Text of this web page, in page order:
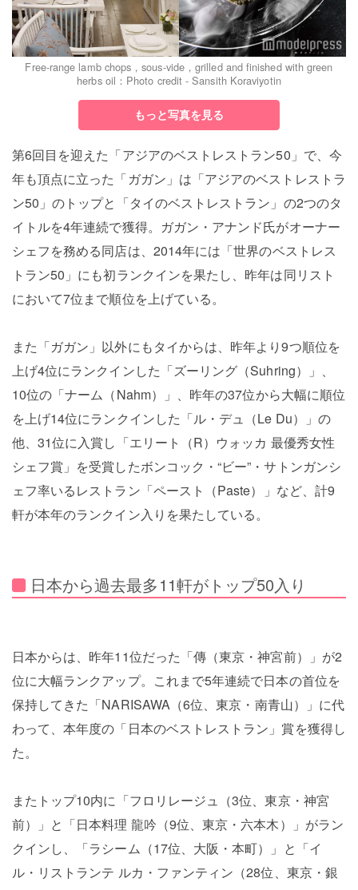
Free-range lamb chops，sous-vide，grilled and finished with green
herbs oil：Photo credit - Sansith Koraviyotin
もっと写真を見る
第6回目を迎えた「アジアのベストレストラン50」で、今
年も頂点に立った「ガガン」は「アジアのベストレストラ
ン50」のトップと「タイのベストレストラン」の2つのタ
イトルを4年連続で獲得。ガガン・アナンド氏がオーナー
シェフを務める同店は、2014年には「世界のベストレス
トラン50」にも初ランクインを果たし、昨年は同リスト
において7位まで順位を上げている。
また「ガガン」以外にもタイからは、昨年より9つ順位を
上げ4位にランクインした「ズーリング（Suhring）」、
10位の「ナーム（Nahm）」、昨年の37位から大幅に順位
を上げ14位にランクインした「ル・デュ（Le Du）」の
他、31位に入賞し「エリート（R）ウォッカ 最優秀女性
シェフ賞」を受賞したボンコック・“ビー”・サトンガンシ
ェフ率いるレストラン「ペースト（Paste）」など、計9
軒が本年のランクイン入りを果たしている。
日本から過去最多11軒がトップ50入り
日本からは、昨年11位だった「傳（東京・神宮前）」が2
位に大幅ランクアップ。これまで5年連続で日本の首位を
保持してきた「NARISAWA（6位、東京・南青山）」に代
わって、本年度の「日本のベストレストラン」賞を獲得し
た。
またトップ10内に「フロリレージュ（3位、東京・神宮
前）」と「日本料理 龍吟（9位、東京・六本木）」がラン
クインし、「ラシーム（17位、大阪・本町）」と「イ
ル・リストランテ ルカ・ファンティン（28位、東京・銀